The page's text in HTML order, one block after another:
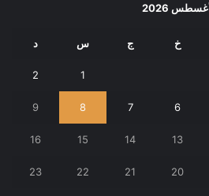
2026
خ ج س د
1
2
6
7
8
9
13
14
15
16
20
21
22
23